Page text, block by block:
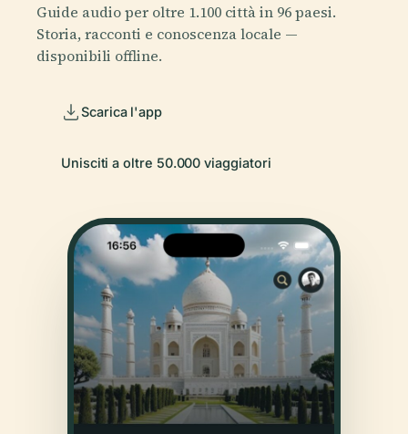
Guide audio per oltre 1.100 città in 96 paesi.
Storia, racconti e conoscenza locale —
disponibili offline.
Scarica l'app
Unisciti a oltre 50.000 viaggiatori